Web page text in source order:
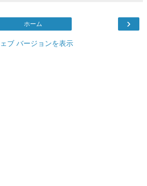
›
ホーム
ブ バージョンを表示